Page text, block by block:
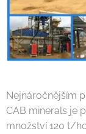
Nejnáročnějším
CAB minerals je
množství 120 t/